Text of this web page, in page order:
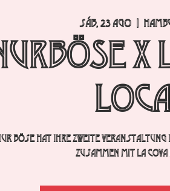
sáb, 23 ago
  |
x
Böse hat ihre zweite Veranstaltung
zusammen mit La Cova